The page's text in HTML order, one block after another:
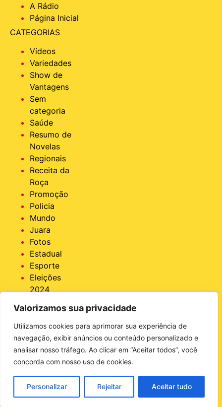
Valorizamos sua privacidade
Utilizamos cookies para aprimorar sua experiência de
navegação, exibir anúncios ou conteúdo personalizado e
analisar nosso tráfego. Ao clicar em “Aceitar todos”, você
concorda com nosso uso de cookies.
Personalizar Rejeitar Aceitar tudo
A Rádio
Página Inicial
CATEGORIAS
Vídeos
Variedades
Show de
Vantagens
Sem
categoria
Saúde
Resumo de
Novelas
Regionais
Receita da
Roça
Promoção
Policia
Mundo
Juara
Fotos
Estadual
Esporte
Eleições
2024
Destaque
COVID 19
Brasil
Bastidores
da Tucunaré
Agro